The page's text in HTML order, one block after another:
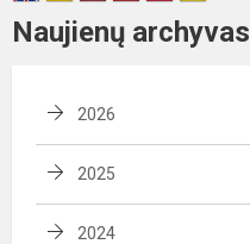
Naujienų archyvas
2026
2025
2024